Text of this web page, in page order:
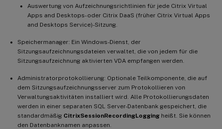
Auswertung von Aufzeichnungsrichtlinien für jede Citrix Virtual
Apps and Desktops- oder Citrix DaaS (früher Citrix Virtual Apps
and Desktops Service)-Sitzung.
Speichermanager: Ein Windows-Dienst, der
Sitzungsaufzeichnungsdateien verwaltet, die von jedem für die
Sitzungsaufzeichnung aktivierten VDA empfangen werden.
Administratorprotokollierung: Optionale Teilkomponente, die auf
dem Sitzungsaufzeichnungsserver zum Protokollieren von
Verwaltungsaktivitäten installiert wird. Alle Protokollierungsdaten
werden in einer separaten SQL Server-Datenbank gespeichert, die
standardmäßig CitrixSessionRecordingLogging heißt. Sie können
den Datenbanknamen anpassen.